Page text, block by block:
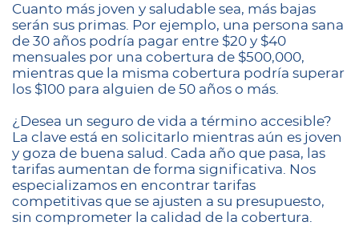
Cuanto más joven y saludable sea, más bajas
serán sus primas. Por ejemplo, una persona sana
de 30 años podría pagar entre $20 y $40
mensuales por una cobertura de $500,000,
mientras que la misma cobertura podría superar
los $100 para alguien de 50 años o más.
¿Desea un seguro de vida a término accesible?
La clave está en solicitarlo mientras aún es joven
y goza de buena salud. Cada año que pasa, las
tarifas aumentan de forma significativa. Nos
especializamos en encontrar tarifas
competitivas que se ajusten a su presupuesto,
sin comprometer la calidad de la cobertura.